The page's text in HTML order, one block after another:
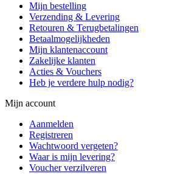
Mijn bestelling
Verzending & Levering
Retouren & Terugbetalingen
Betaalmogelijkheden
Mijn klantenaccount
Zakelijke klanten
Acties & Vouchers
Heb je verdere hulp nodig?
Mijn account
Aanmelden
Registreren
Wachtwoord vergeten?
Waar is mijn levering?
Voucher verzilveren